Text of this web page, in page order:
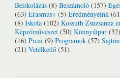
Beiskolázás (8) Beszámoló (157)
(63) Erasmus+ (5) Eredményeink
(8) Iskola (102) Kossuth Zsuzsanna
Képzőművészet (50) Könnyűipar (32)
(16) Prezi (9) Programok (57)
(21) Vetélkedő (51)